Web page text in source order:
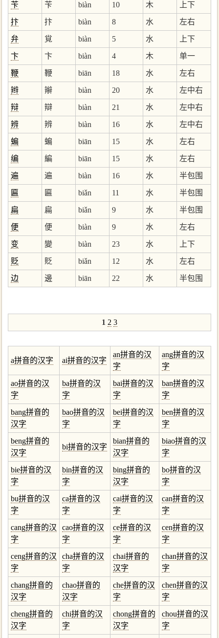
苄 苄 biàn 10 木 上下
抃 抃 biàn 8 水 左右
弁 覍 biàn 5 水 上下
卞 卞 biàn 4 木 单一
鞭 鞭 biān 18 水 左右
辫 辮 biàn 20 水 左中右
辩 辯 biàn 21 水 左中右
辨 辨 biàn 16 水 左中右
蝙 蝙 biān 15 水 左右
编 編 biān 15 水 左右
遍 遍 biàn 16 水 半包围
匾 匾 biǎn 11 水 半包围
扁 扁 biǎn 9 水 半包围
便 便 biàn 9 水 左右
变 變 biàn 23 水 上下
贬 貶 biǎn 12 水 左右
边 邊 biān 22 水 半包围
1 2 3
a拼音的汉字 ai拼音的汉字
an拼音的汉
字
ang拼音的汉
字
ao拼音的汉
字
ba拼音的汉
字
bai拼音的汉
字
ban拼音的汉
字
bang拼音的
汉字
bao拼音的汉
字
bei拼音的汉
字
ben拼音的汉
字
beng拼音的
汉字
bi拼音的汉字
bian拼音的
汉字
biao拼音的汉
字
bie拼音的汉
字
bin拼音的汉
字
bing拼音的
汉字
bo拼音的汉
字
bu拼音的汉
字
ca拼音的汉
字
cai拼音的汉
字
can拼音的汉
字
cang拼音的汉
字
cao拼音的汉
字
ce拼音的汉
字
cen拼音的汉
字
ceng拼音的汉
字
cha拼音的汉
字
chai拼音的
汉字
chan拼音的汉
字
chang拼音的
汉字
chao拼音的
汉字
che拼音的汉
字
chen拼音的汉
字
cheng拼音的
汉字
chi拼音的汉
字
chong拼音的
汉字
chou拼音的汉
字